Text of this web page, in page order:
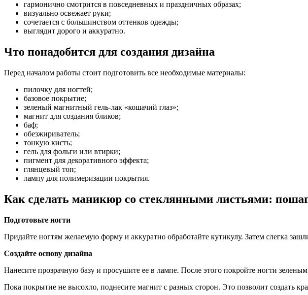
гармонично смотрится в повседневных и праздничных образах;
визуально освежает руки;
сочетается с большинством оттенков одежды;
выглядит дорого и аккуратно.
Что понадобится для создания дизайна
Перед началом работы стоит подготовить все необходимые материалы:
пилочку для ногтей;
базовое покрытие;
зеленый магнитный гель-лак «кошачий глаз»;
магнит для создания бликов;
баф;
обезжириватель;
тонкую кисть;
гель для фольги или втирки;
пигмент для декоративного эффекта;
глянцевый топ;
лампу для полимеризации покрытия.
Как сделать маникюр со стеклянными листьями:
Подготовьте ногти
Придайте ногтям желаемую форму и аккуратно обработайте кутикулу. Затем слегка
Создайте основу дизайна
Нанесите прозрачную базу и просушите ее в лампе. После этого покройте ногти
Пока покрытие не высохло, поднесите магнит с разных сторон. Это позволит создать